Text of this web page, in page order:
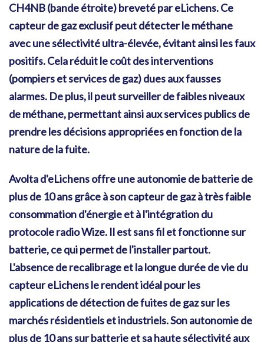
CH4NB (bande étroite) breveté par eLichens. Ce
capteur de gaz exclusif peut détecter le méthane
avec une sélectivité ultra-élevée, évitant ainsi les faux
positifs. Cela réduit le coût des interventions
(pompiers et services de gaz) dues aux fausses
alarmes. De plus, il peut surveiller de faibles niveaux
de méthane, permettant ainsi aux services publics de
prendre les décisions appropriées en fonction de la
nature de la fuite.
Avolta d'eLichens offre une autonomie de batterie de
plus de 10 ans grâce à son capteur de gaz à très faible
consommation d'énergie et à l'intégration du
protocole radio Wize. Il est sans fil et fonctionne sur
batterie, ce qui permet de l'installer partout.
L'absence de recalibrage et la longue durée de vie du
capteur eLichens le rendent idéal pour les
applications de détection de fuites de gaz sur les
marchés résidentiels et industriels. Son autonomie de
plus de 10 ans sur batterie et sa haute sélectivité aux